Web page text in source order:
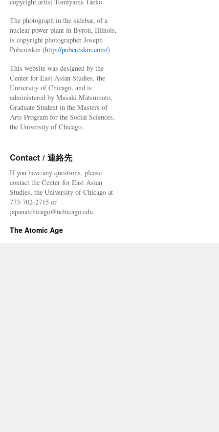
The photograph in the sidebar, of a
nuclear power plant in Byron, Illinois,
is copyright photographer Joseph
Pobereskin (http://pobereskin.com/)
This website was designed by the
Center for East Asian Studies, the
University of Chicago, and is
administered by Masaki Matsumoto,
Graduate Student in the Masters of
Arts Program for the Social Sciences,
the University of Chicago.
Contact / 連絡先
If you have any questions, please
contact the Center for East Asian
Studies, the University of Chicago at
773-702-2715 or
japanatchicago@uchicago.edu.
The Atomic Age